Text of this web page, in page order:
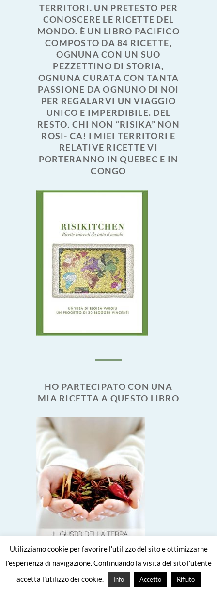
TERRITORI. UN PRETESTO PER
CONOSCERE LE RICETTE DEL
MONDO. È UN LIBRO PACIFICO
COMPOSTO DA 84 RICETTE,
OGNUNA CON UN SUO
PEZZETTINO DI STORIA,
OGNUNA CURATA CON TANTA
PASSIONE DA OGNUNO DI NOI
PER REGALARVI UN VIAGGIO
UNICO E IMPERDIBILE. DEL
RESTO, CHI NON “RISIKA” NON
ROSI- CA! I MIEI TERRITORI E
RELATIVE RICETTE VI
PORTERANNO IN QUEBEC E IN
CONGO
HO PARTECIPATO CON UNA
MIA RICETTA A QUESTO LIBRO
Utilizziamo cookie per favorire l'utilizzo del sito e ottimizzarne
l'esperienza di navigazione. Continuando la visita del sito l'utente
accetta l'utilizzo dei cookie.
Info Accetto Rifiuto